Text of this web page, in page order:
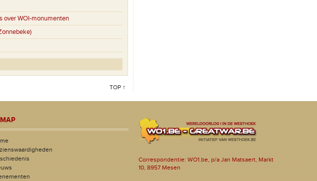
over WOI-monumenten
TOP ↑
Correspondentie: WO1.be, p/a Jan Matsaert, Markt
10, 8957 Mesen